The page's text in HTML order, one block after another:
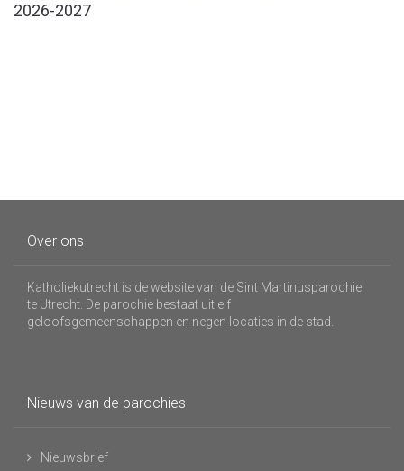
2026-2027
Over ons
Katholiekutrecht is de website van de Sint Martinusparochie
te Utrecht. De parochie bestaat uit elf
geloofsgemeenschappen en negen locaties in de stad.
Nieuws van de parochies
Nieuwsbrief